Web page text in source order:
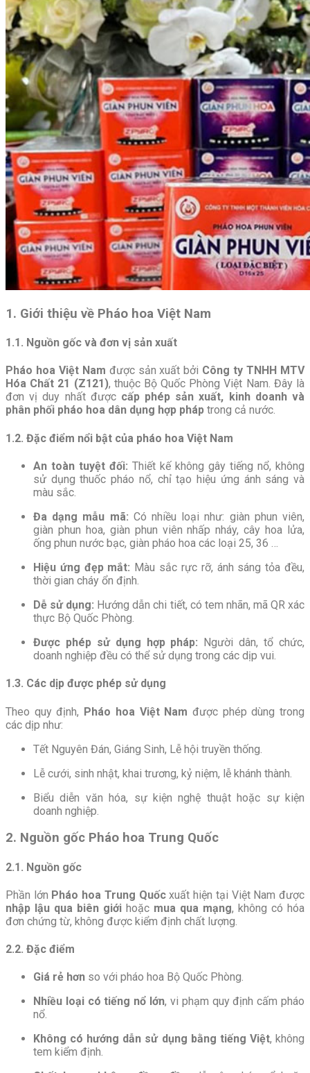
1. Giới thiệu về Pháo hoa Việt Nam
1.1. Nguồn gốc và đơn vị sản xuất
Pháo hoa Việt Nam được sản xuất bởi Công ty TNHH MTV
Hóa Chất 21 (Z121), thuộc Bộ Quốc Phòng Việt Nam. Đây là
đơn vị duy nhất được cấp phép sản xuất, kinh doanh và
phân phối pháo hoa dân dụng hợp pháp trong cả nước.
1.2. Đặc điểm nổi bật của pháo hoa Việt Nam
An toàn tuyệt đối: Thiết kế không gây tiếng nổ, không
sử dụng thuốc pháo nổ, chỉ tạo hiệu ứng ánh sáng và
màu sắc.
Đa dạng mẫu mã: Có nhiều loại như: giàn phun viên,
giàn phun hoa, giàn phun viên nhấp nháy, cây hoa lửa,
ống phun nước bạc, giàn pháo hoa các loại 25, 36 …
Hiệu ứng đẹp mắt: Màu sắc rực rỡ, ánh sáng tỏa đều,
thời gian cháy ổn định.
Dễ sử dụng: Hướng dẫn chi tiết, có tem nhãn, mã QR xác
thực Bộ Quốc Phòng.
Được phép sử dụng hợp pháp: Người dân, tổ chức,
doanh nghiệp đều có thể sử dụng trong các dịp vui.
1.3. Các dịp được phép sử dụng
Theo quy định, Pháo hoa Việt Nam được phép dùng trong
các dịp như:
Tết Nguyên Đán, Giáng Sinh, Lễ hội truyền thống.
Lễ cưới, sinh nhật, khai trương, kỷ niệm, lễ khánh thành.
Biểu diễn văn hóa, sự kiện nghệ thuật hoặc sự kiện
doanh nghiệp.
2. Nguồn gốc Pháo hoa Trung Quốc
2.1. Nguồn gốc
Phần lớn Pháo hoa Trung Quốcxuất hiện tại Việt Nam được
nhập lậu qua biên giới hoặc mua qua mạng, không có hóa
đơn chứng từ, không được kiểm định chất lượng.
2.2. Đặc điểm
Giá rẻ hơn so với pháo hoa Bộ Quốc Phòng.
Nhiều loại có tiếng nổ lớn, vi phạm quy định cấm pháo
nổ.
Không có hướng dẫn sử dụng bằng tiếng Việt, không
tem kiểm định.